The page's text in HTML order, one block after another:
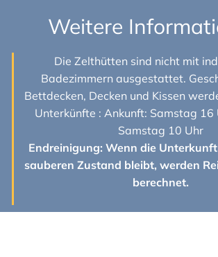
Weitere
Die Zelthütten sind nicht mit
Badezimmern ausgestattet.
Bettdecken, Decken und Kissen
Unterkünfte : Ankunft: Samstag 16
Samstag 10 Uhr
Endreinigung: Wenn die
sauberen Zustand bleibt, werden
berechnet.